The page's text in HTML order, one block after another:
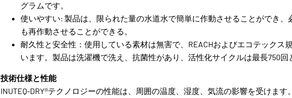
グラムです。
使いやすい: 製品は、限られた量の水道水で簡単に作動させることができ、
も再作動させることができる。
耐久性と安全性：使用している素材は無害で、REACHおよびエコテックス
います。製品は洗濯機で洗え、抗菌性があり、活性化サイクルは最長750回
技術仕様と性能
INUTEQ-DRY®テクノロジーの性能は、周囲の温度、湿度、気流の影響を受けま